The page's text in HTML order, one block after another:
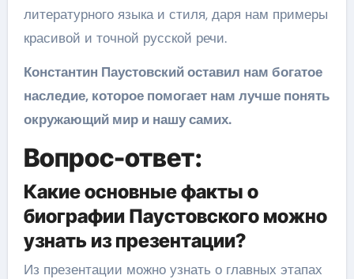
литературного языка и стиля, даря нам примеры
красивой и точной русской речи.
Константин Паустовский оставил нам богатое
наследие, которое помогает нам лучше понять
окружающий мир и нашу самих.
Вопрос-ответ:
Какие основные факты о
биографии Паустовского можно
узнать из презентации?
Из презентации можно узнать о главных этапах